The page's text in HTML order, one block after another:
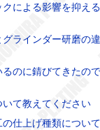
による影響を抑え
ラインダー研磨の
のに錆びてきたの
て教えてください
仕上げ種類につい